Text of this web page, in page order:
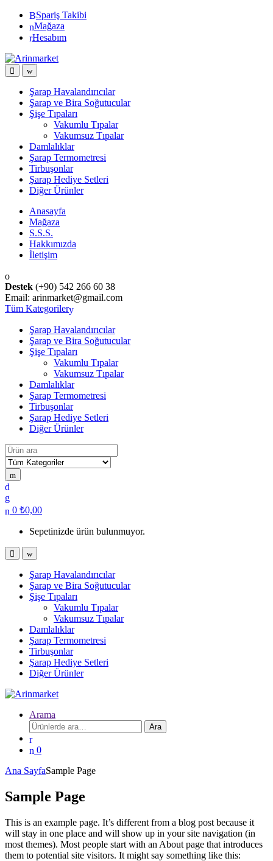
Gezinme
İçeriğe Spariş Takibi
Mağaza
Hesabım
Şarap Havalandırıcılar
Şarap ve Bira Soğutucular
Şişe Tıpaları
Vakumlu Tıpalar
Vakumsuz Tıpalar
Damlalıklar
Şarap Termometresi
Tirbuşonlar
Şarap Hediye Setleri
Diğer Ürünler
Anasayfa
Mağaza
S.S.S.
Hakkımızda
İletişim
Destek (+90) 542 266 60 38
Email: arinmarket@gmail.com
Tüm Kategoriler
Şarap Havalandırıcılar
Şarap ve Bira Soğutucular
Şişe Tıpaları
Vakumlu Tıpalar
Vakumsuz Tıpalar
Damlalıklar
Şarap Termometresi
Tirbuşonlar
Şarap Hediye Setleri
Diğer Ürünler
Arama:
0 ₺0,00
Sepetinizde ürün bulunmuyor.
Şarap Havalandırıcılar
Şarap ve Bira Soğutucular
Şişe Tıpaları
Vakumlu Tıpalar
Vakumsuz Tıpalar
Damlalıklar
Şarap Termometresi
Tirbuşonlar
Şarap Hediye Setleri
Diğer Ürünler
Arama
Ara:
Ara
0
Ana SayfaSample Page
Sample Page
This is an example page. It’s different from a blog post because it
will stay in one place and will show up in your site navigation (in
most themes). Most people start with an About page that introduces
them to potential site visitors. It might say something like this: